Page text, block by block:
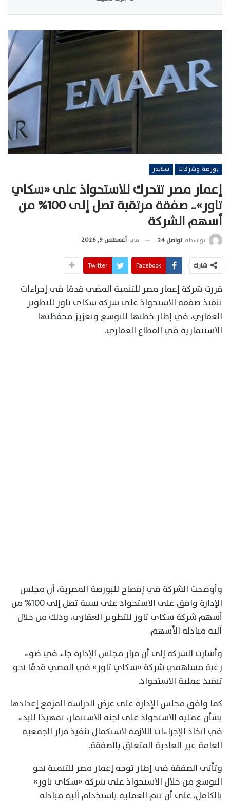
بورصة وشركات سلايدر
إعمار مصر تتحرك للاستحواذ على «سكاي
تاور».. صفقة مرتقبة تصل إلى 100% من
أسهم الشركة
بواسطة تواصل 24 في أغسطس 9, 2026
شارك Facebook
Twitter
قررت شركة إعمار مصر للتنمية المضي قدمًا في إجراءات
تنفيذ صفقة الاستحواذ على شركة سكاي تاور للتطوير
العقاري، في إطار خطتها للتوسع وتعزيز محفظتها
الاستثمارية في القطاع العقاري.
وأوضحت الشركة في إفصاح للبورصة المصرية، أن مجلس
الإدارة وافق على الاستحواذ على نسبة تصل إلى 100% من
أسهم شركة سكاي تاور للتطوير العقاري، وذلك من خلال
آلية مبادلة الأسهم.
وأشارت الشركة إلى أن قرار مجلس الإدارة جاء في ضوء
رغبة مساهمي شركة «سكاي تاور» في المضي قدمًا نحو
تنفيذ عملية الاستحواذ.
كما وافق مجلس الإدارة على عرض الدراسة المزمع إعدادها
بشأن عملية الاستحواذ على لجنة الاستثمار، تمهيدًا للبدء
في اتخاذ الإجراءات اللازمة لاستكمال تنفيذ قرار الجمعية
العامة غير العادية المتعلق بالصفقة.
وتأتي الصفقة في إطار توجه إعمار مصر للتنمية نحو
التوسع من خلال الاستحواذ على شركة «سكاي تاور»
بالكامل، على أن تتم العملية باستخدام آلية مبادلة